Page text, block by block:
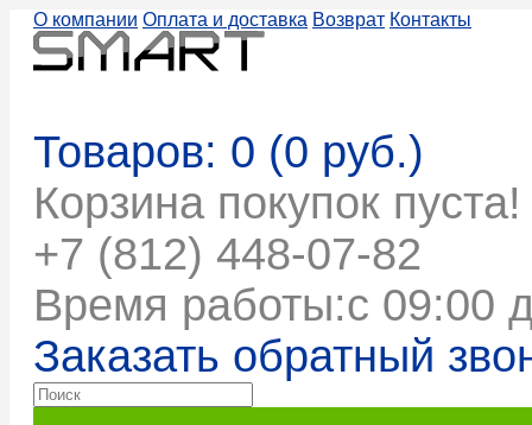
О компании Оплата и доставка Возврат Контакты
Товаров: 0 (0 руб.)
Корзина покупок пуста!
+7 (812) 448-07-82
Время работы:с 09:00
Заказать обратный